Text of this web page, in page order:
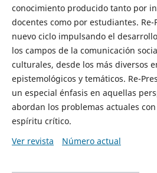
conocimiento producido tanto por
docentes como por estudiantes.
nuevo ciclo impulsando el
los campos de la comunicación
culturales, desde los más diversos
epistemológicos y temáticos. Re-
un especial énfasis en aquellas
abordan los problemas actuales
espíritu crítico.
Ver revista
Número actual